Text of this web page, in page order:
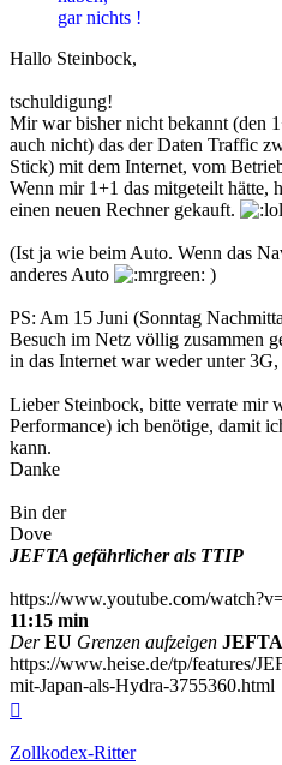
gar nichts !
Hallo Steinbock,
tschuldigung!
Mir war bisher nicht bekannt (den
auch nicht) das der Daten Traffic
Stick) mit dem Internet, vom
Wenn mir 1+1 das mitgeteilt hätte,
einen neuen Rechner gekauft.
(Ist ja wie beim Auto. Wenn das
anderes Auto
)
PS: Am 15 Juni (Sonntag
Besuch im Netz völlig zusammen
in das Internet war weder unter
Lieber Steinbock, bitte verrate mir
Performance) ich benötige, damit
kann.
Danke
Bin der
Dove
JEFTA gefährlicher als TTIP
https://www.youtube.com/
11:15 min
Der EU Grenzen aufzeigen
https://www.heise.de/tp/features/
mit-Japan-als-Hydra-3755360.html
Zollkodex-Ritter